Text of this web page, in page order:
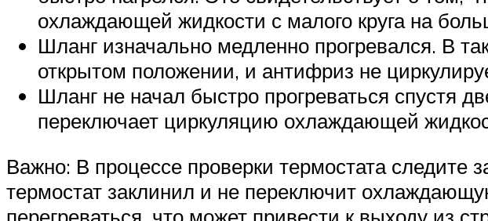
охлаждающей жидкости с малого круга на
Шланг изначально медленно прогревался. В
открытом положении, и антифриз не
Шланг не начал быстро прогреваться спустя
переключает циркуляцию охлаждающей
Важно: В процессе проверки термостата следите
термостат заклинил и не переключит
перегреваться, что может привести к выходу из